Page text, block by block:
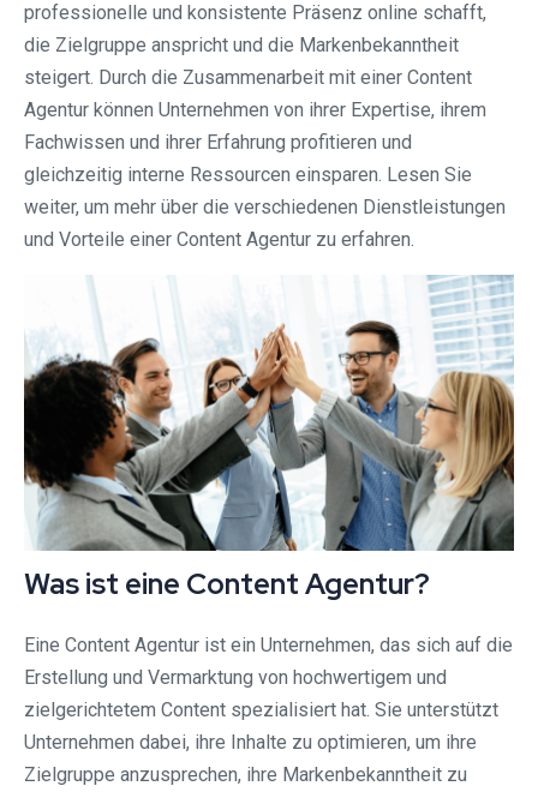
professionelle und konsistente Präsenz online schafft,
die Zielgruppe anspricht und die Markenbekanntheit
steigert. Durch die Zusammenarbeit mit einer Content
Agentur können Unternehmen von ihrer Expertise, ihrem
Fachwissen und ihrer Erfahrung profitieren und
gleichzeitig interne Ressourcen einsparen. Lesen Sie
weiter, um mehr über die verschiedenen Dienstleistungen
und Vorteile einer Content Agentur zu erfahren.
Was ist eine Content Agentur?
Eine Content Agentur ist ein Unternehmen, das sich auf die
Erstellung und Vermarktung von hochwertigem und
zielgerichtetem Content spezialisiert hat. Sie unterstützt
Unternehmen dabei, ihre Inhalte zu optimieren, um ihre
Zielgruppe anzusprechen, ihre Markenbekanntheit zu